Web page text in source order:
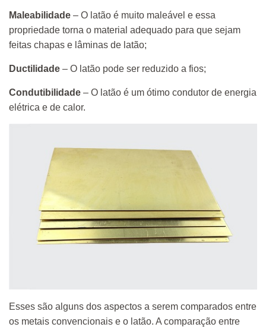
Maleabilidade – O latão é muito maleável e essa
propriedade torna o material adequado para que sejam
feitas chapas e lâminas de latão;
Ductilidade – O latão pode ser reduzido a fios;
Condutibilidade – O latão é um ótimo condutor de energia
elétrica e de calor.
Esses são alguns dos aspectos a serem comparados entre
os metais convencionais e o latão. A comparação entre